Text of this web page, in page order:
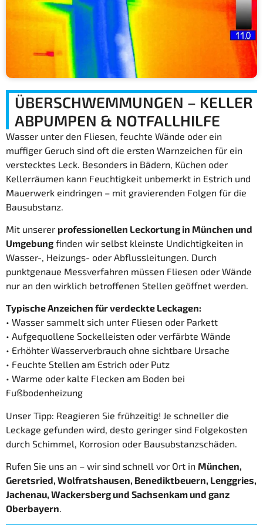
ÜBERSCHWEMMUNGEN – KELLER
ABPUMPEN & NOTFALLHILFE
Wasser unter den Fliesen, feuchte Wände oder ein
muffiger Geruch sind oft die ersten Warnzeichen für ein
verstecktes Leck. Besonders in Bädern, Küchen oder
Kellerräumen kann Feuchtigkeit unbemerkt in Estrich und
Mauerwerk eindringen – mit gravierenden Folgen für die
Bausubstanz.
Mit unserer professionellen Leckortung in München und
Umgebung finden wir selbst kleinste Undichtigkeiten in
Wasser-, Heizungs- oder Abflussleitungen. Durch
punktgenaue Messverfahren müssen Fliesen oder Wände
nur an den wirklich betroffenen Stellen geöffnet werden.
Typische Anzeichen für verdeckte Leckagen:
• Wasser sammelt sich unter Fliesen oder Parkett
• Aufgequollene Sockelleisten oder verfärbte Wände
• Erhöhter Wasserverbrauch ohne sichtbare Ursache
• Feuchte Stellen am Estrich oder Putz
• Warme oder kalte Flecken am Boden bei
Fußbodenheizung
Unser Tipp: Reagieren Sie frühzeitig! Je schneller die
Leckage gefunden wird, desto geringer sind Folgekosten
durch Schimmel, Korrosion oder Bausubstanzschäden.
Rufen Sie uns an – wir sind schnell vor Ort in München,
Geretsried, Wolfratshausen, Benediktbeuern, Lenggries,
Jachenau, Wackersberg und Sachsenkam und ganz
Oberbayern.